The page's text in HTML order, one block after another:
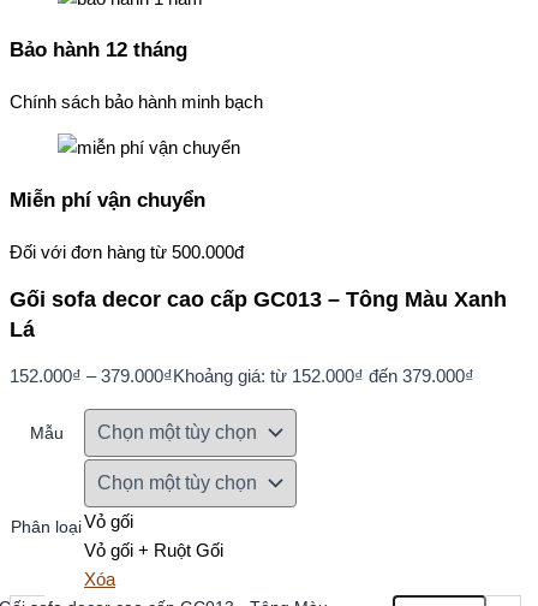
Bảo hành 12 tháng
Chính sách bảo hành minh bạch
Miễn phí vận chuyển
Đối với đơn hàng từ 500.000đ
Gối sofa decor cao cấp GC013 – Tông Màu Xanh
Lá
152.000₫ – 379.000₫Khoảng giá: từ 152.000₫ đến 379.000₫
Mẫu
Phân loạiVỏ gối
Vỏ gối + Ruột Gối
Xóa